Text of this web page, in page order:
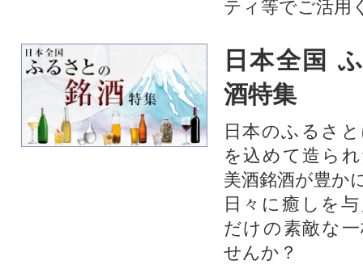
ティ等でご活用
日本全国
酒特集
日本のふるさ
を込めて造ら
美酒銘酒が豊か
日々に癒しを
だけの素敵な
せんか？